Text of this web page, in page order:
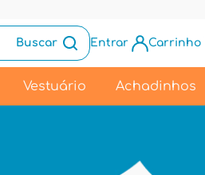
Buscar Entrar Carrinho
Vestuário Achadinhos